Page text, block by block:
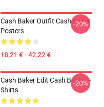
Cash Baker Outfit Cash Baker
Posters
18,21 € - 42,22 €
-20%
Cash Baker Edit Cash Baker T-
Shirts
-20%